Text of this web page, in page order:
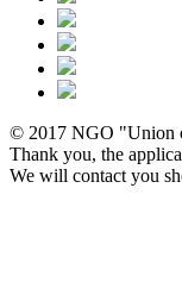
© 2017 NGO "Union
Thank you, the
We will contact you